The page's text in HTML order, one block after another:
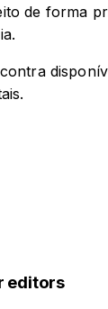
de forma
editors